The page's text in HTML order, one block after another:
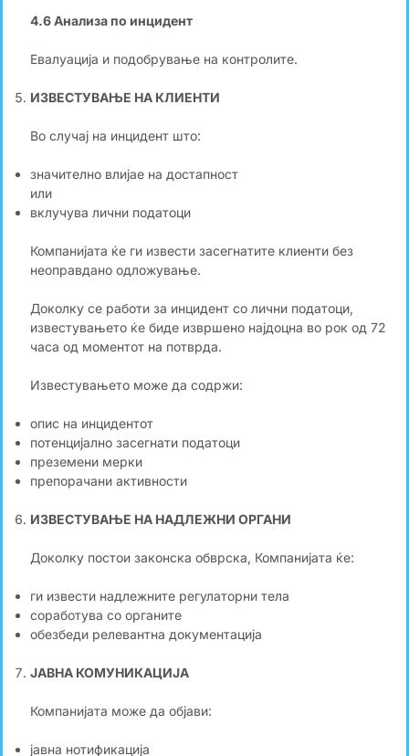
4.6 Анализа по инцидент
Евалуација и подобрување на контролите.
ИЗВЕСТУВАЊЕ НА КЛИЕНТИ
Во случај на инцидент што:
значително влијае на достапност
или
вклучува лични податоци
Компанијата ќе ги извести засегнатите клиенти без
неоправдано одложување.
Доколку се работи за инцидент со лични податоци,
известувањето ќе биде извршено најдоцна во рок од 72
часа од моментот на потврда.
Известувањето може да содржи:
опис на инцидентот
потенцијално засегнати податоци
преземени мерки
препорачани активности
ИЗВЕСТУВАЊЕ НА НАДЛЕЖНИ ОРГАНИ
Доколку постои законска обврска, Компанијата ќе:
ги извести надлежните регулаторни тела
соработува со органите
обезбеди релевантна документација
ЈАВНА КОМУНИКАЦИЈА
Компанијата може да објави:
јавна нотификација